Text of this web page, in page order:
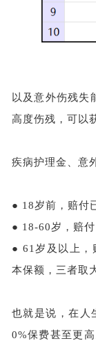
以及意外伤残失
高度伤残，可以
疾病护理金、意
● 18岁前，赔付
● 18-60岁，赔
● 61岁及以上，
本保额，三者取
也就是说，在人
0%保费甚至更